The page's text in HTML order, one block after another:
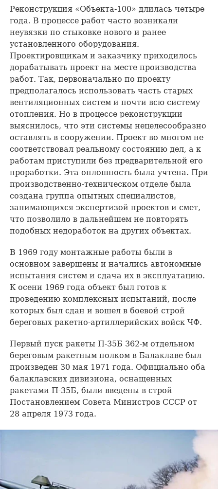
Реконструкция «Объекта-100» длилась четыре
года. В процессе работ часто возникали
неувязки по стыковке нового и ранее
установленного оборудования.
Проектировщикам и заказчику приходилось
дорабатывать проект на месте производства
работ. Так, первоначально по проекту
предполагалось использовать часть старых
вентиляционных систем и почти всю систему
отопления. Но в процессе реконструкции
выяснилось, что эти системы нецелесообразно
оставлять в сооружении. Проект во многом не
соответствовал реальному состоянию дел, а к
работам приступили без предварительной его
проработки. Эта оплошность была учтена. При
производственно-техническом отделе была
создана группа опытных специалистов,
занимающихся экспертизой проектов и смет,
что позволило в дальнейшем не повторять
подобных недоработок на других объектах.
В 1969 году монтажные работы были в
основном завершены и начались автономные
испытания систем и сдача их в эксплуатацию.
К осени 1969 года объект был готов к
проведению комплексных испытаний, после
которых был сдан и вошел в боевой строй
береговых ракетно-артиллерийских войск ЧФ.
Первый пуск ракеты П-35Б 362-м отдельном
береговым ракетным полком в Балаклаве был
произведен 30 мая 1971 года. Официально оба
балаклавских дивизиона, оснащенных
ракетами П-35Б, были введены в строй
Постановлением Совета Министров СССР от
28 апреля 1973 года.